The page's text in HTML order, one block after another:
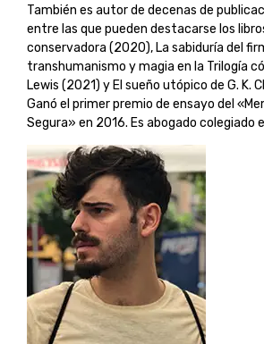
También es autor de decenas de
entre las que pueden destacarse los
conservadora (2020), La sabiduría del
transhumanismo y magia en la Trilogía
Lewis (2021) y El sueño utópico de G. K.
Ganó el primer premio de ensayo del
Segura» en 2016. Es abogado colegiado